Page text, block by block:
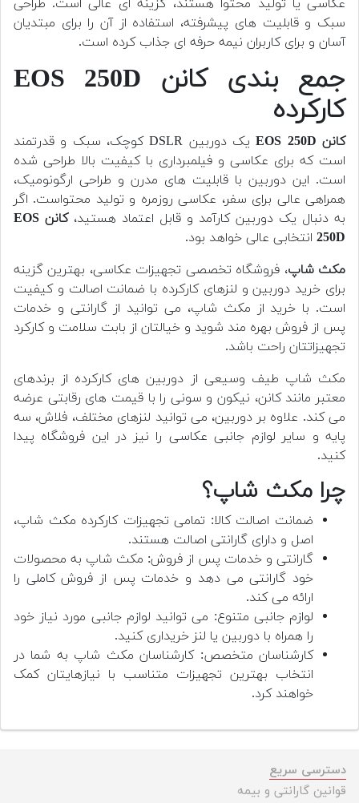
عکاسی یا تولید محتوا هستند، گزینه ای عالی است. طراحی
سبک و قابلیت های پیشرفته، استفاده از آن را برای مبتدیان
آسان و برای کاربران نیمه حرفه ای جذاب کرده است.
جمع بندی کانن EOS 250D
کارکرده
کانن EOS 250D
یک دوربین DSLR کوچک، سبک و قدرتمند
است که برای عکاسی و فیلمبرداری با کیفیت بالا طراحی شده
است. این دوربین با قابلیت های مدرن و طراحی ارگونومیک،
همراهی عالی برای سفر، عکاسی روزمره و تولید محتواست. اگر
به دنبال یک دوربین کارآمد و قابل اعتماد هستید،
کانن EOS
250D انتخابی عالی خواهد بود.
مکث شاپ، فروشگاه تخصصی تجهیزات عکاسی، بهترین گزینه
برای خرید دوربین و لنزهای کارکرده با ضمانت اصالت و کیفیت
است. با خرید از مکث شاپ، می توانید از گارانتی و خدمات
پس از فروش بهره مند شوید و خیالتان از بابت سلامت و کارکرد
تجهیزاتتان راحت باشد.
مکث شاپ طیف وسیعی از دوربین های کارکرده از برندهای
معتبر مانند کانن، نیکون و سونی را با قیمت های رقابتی عرضه
می کند. علاوه بر دوربین، می توانید لنزهای مختلف، فلاش، سه
پایه و سایر لوازم جانبی عکاسی را نیز در این فروشگاه پیدا
کنید.
چرا مکث شاپ؟
ضمانت اصالت کالا: تمامی تجهیزات کارکرده مکث شاپ،
اصل و دارای گارانتی اصالت هستند.
گارانتی و خدمات پس از فروش: مکث شاپ به محصولات
خود گارانتی می دهد و خدمات پس از فروش کاملی را
ارائه می کند.
لوازم جانبی متنوع: می توانید لوازم جانبی مورد نیاز خود
را همراه با دوربین یا لنز خریداری کنید.
کارشناسان متخصص: کارشناسان مکث شاپ به شما در
انتخاب بهترین تجهیزات متناسب با نیازهایتان کمک
خواهند کرد.
دسترسی سریع
قوانین گارانتی و بیمه